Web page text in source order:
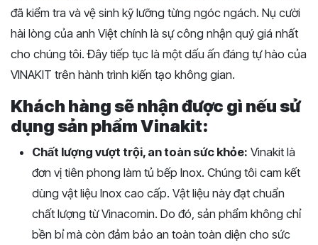
đã kiểm tra và vệ sinh kỹ lưỡng từng ngóc ngách. Nụ cười
hài lòng của anh Việt chính là sự công nhận quý giá nhất
cho chúng tôi. Đây tiếp tục là một dấu ấn đáng tự hào của
VINAKIT trên hành trình kiến tạo không gian.
Khách hàng sẽ nhận được gì nếu sử
dụng sản phẩm Vinakit:
Chất lượng vượt trội, an toàn sức khỏe: Vinakit là
đơn vị tiên phong làm tủ bếp Inox. Chúng tôi cam kết
dùng vật liệu Inox cao cấp. Vật liệu này đạt chuẩn
chất lượng từ Vinacomin. Do đó, sản phẩm không chỉ
bền bỉ mà còn đảm bảo an toàn toàn diện cho sức